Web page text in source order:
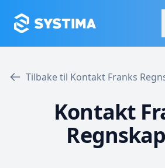
Tilbake til Kontakt Franks
Kontakt